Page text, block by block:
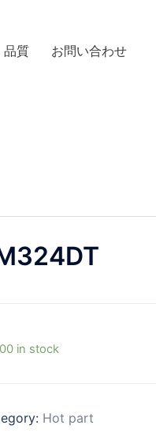
品質 お問い合わせ
in stock
Hot part